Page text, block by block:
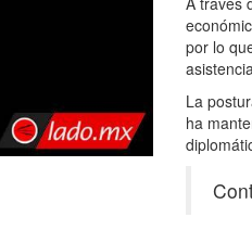
por lo
La
ha